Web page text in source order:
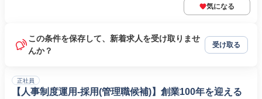
気になる
この条件を保存して、新着求人を受け取りませ
んか？
受け取る
正社員
【人事制度運用‐採用(管理職候補)】創業100年を迎える